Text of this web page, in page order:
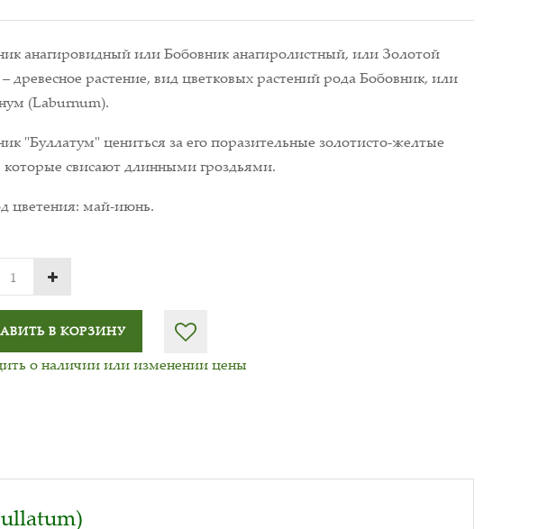
анагировидный или Бобовник анагиролистный, или Золотой
древесное растение, вид цветковых растений рода Бобовник, или
(Laburnum).
"Буллатум" цениться за его поразительные золотисто-желтые
которые свисают длинными гроздьями.
цветения: май-июнь.
В КОРЗИНУ
о наличии или изменении цены